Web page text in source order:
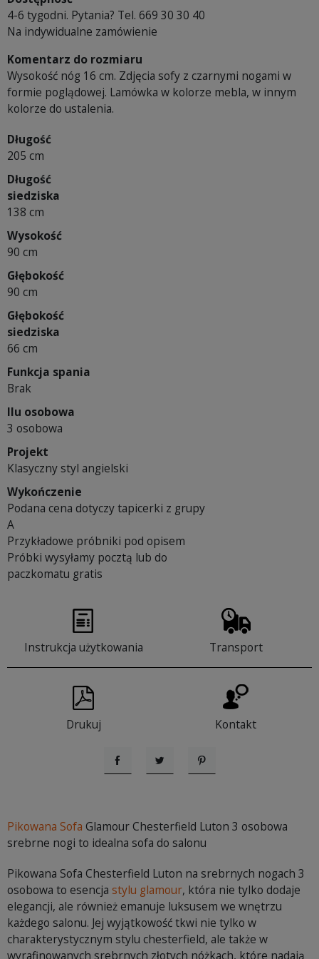
4-6 tygodni. Pytania? Tel. 669 30 30 40
Na indywidualne zamówienie
Komentarz do rozmiaru
Wysokość nóg 16 cm. Zdjęcia sofy z czarnymi nogami w
formie poglądowej. Lamówka w kolorze mebla, w innym
kolorze do ustalenia.
Długość
205 cm
Długość
siedziska
138 cm
Wysokość
90 cm
Głębokość
90 cm
Głębokość
siedziska
66 cm
Funkcja spania
Brak
Ilu osobowa
3 osobowa
Projekt
Klasyczny styl angielski
Wykończenie
Podana cena dotyczy tapicerki z grupy
A
Przykładowe próbniki pod opisem
Próbki wysyłamy pocztą lub do
paczkomatu gratis
Instrukcja użytkowania Transport
Drukuj Kontakt
UdostępnijTweetujPinterest
Pikowana Sofa Glamour Chesterfield Luton 3 osobowa
srebrne nogi to idealna sofa do salonu
Pikowana Sofa Chesterfield Luton na srebrnych nogach 3
osobowa to esencja stylu glamour, która nie tylko dodaje
elegancji, ale również emanuje luksusem we wnętrzu
każdego salonu. Jej wyjątkowość tkwi nie tylko w
charakterystycznym stylu chesterfield, ale także w
wyrafinowanych srebrnych złotych nóżkach, które nadają